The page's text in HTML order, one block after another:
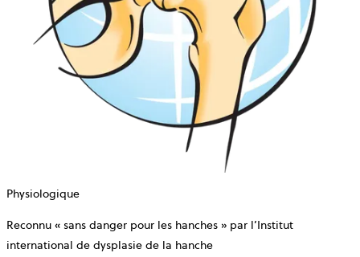
Physiologique
Reconnu « sans danger pour les hanches » par l’Institut
international de dysplasie de la hanche